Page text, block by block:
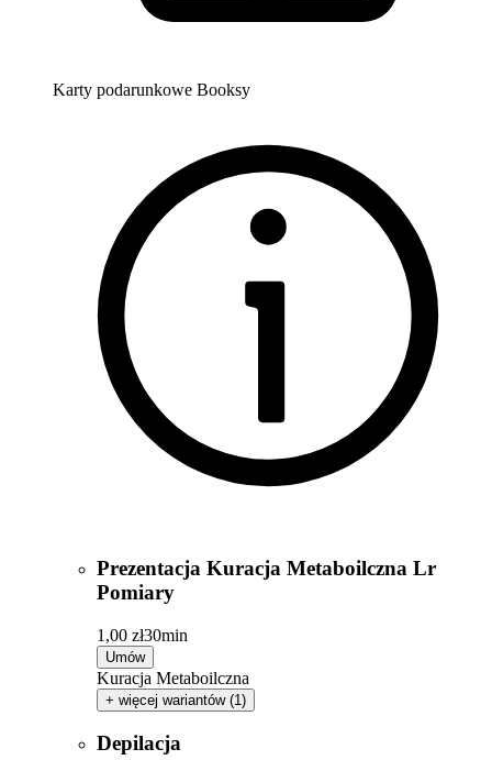
Karty podarunkowe Booksy
Prezentacja Kuracja Metaboilczna Lr
Pomiary
1,00 zł30min
Umów
Kuracja Metaboilczna
+ więcej wariantów (1)
Depilacja